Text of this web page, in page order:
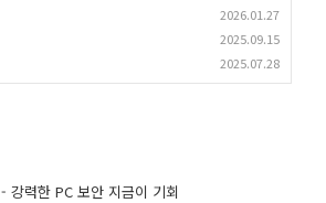
2026.01.27
2025.09.15
2025.07.28
강력한 PC 보안 지금이 기회